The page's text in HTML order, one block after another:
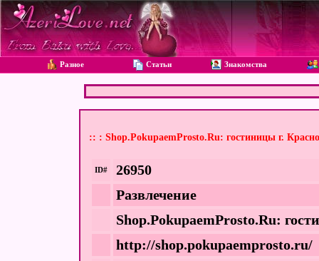
Разное Статьи Знакомства
:: : Shop.PokupaemProsto.Ru: гостиницы г.
ID#
26950
Развлечение
Shop.PokupaemProsto.Ru:
http://shop.pokupaemprosto.ru/